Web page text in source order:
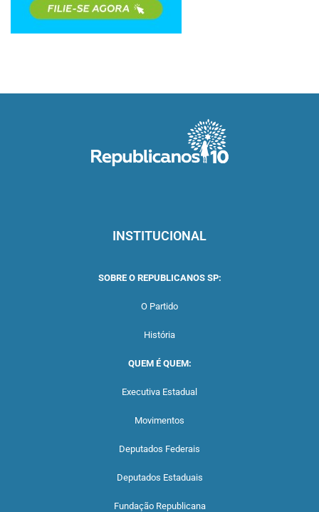
INSTITUCIONAL
SOBRE O REPUBLICANOS SP:
O Partido
História
QUEM É QUEM:
Executiva Estadual
Movimentos
Deputados Federais
Deputados Estaduais
Fundação Republicana